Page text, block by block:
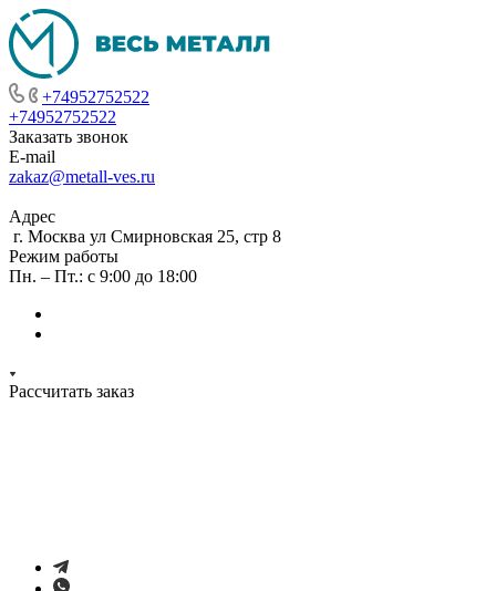
+74952752522
+74952752522
Заказать звонок
E-mail
zakaz@metall-ves.ru
Адрес
г. Москва ул Смирновская 25, стр 8
Режим работы
Пн. – Пт.: с 9:00 до 18:00
Рассчитать заказ